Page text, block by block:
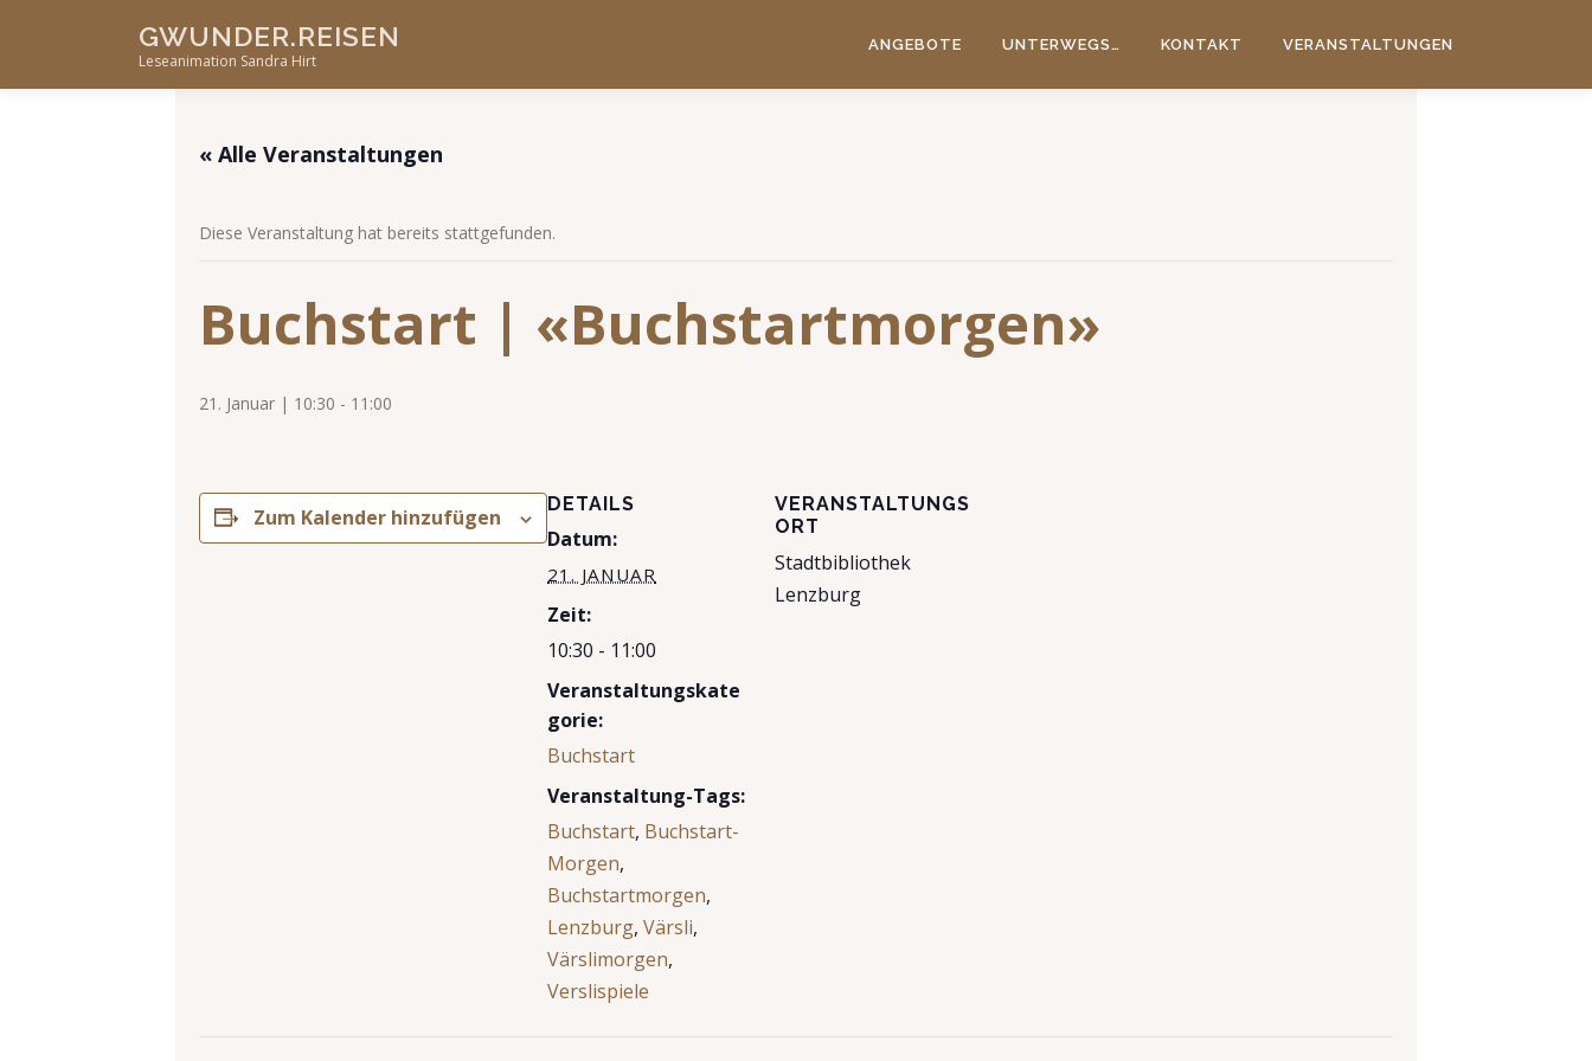
GWUNDER.REISEN
Leseanimation Sandra Hirt
ANGEBOTE UNTERWEGS… KONTAKT VERANSTALTUNGEN
« Alle Veranstaltungen
Diese Veranstaltung hat bereits stattgefunden.
Buchstart | «Buchstartmorgen»
21. Januar | 10:30 - 11:00
Zum Kalender hinzufügen
DETAILS
Datum:
21. JANUAR
Zeit:
10:30 - 11:00
Veranstaltungskate
gorie:
Buchstart
Veranstaltung-Tags:
Buchstart, Buchstart-
Morgen,
Buchstartmorgen,
Lenzburg, Värsli,
Värslimorgen,
Verslispiele
VERANSTALTUNGS
ORT
Stadtbibliothek
Lenzburg